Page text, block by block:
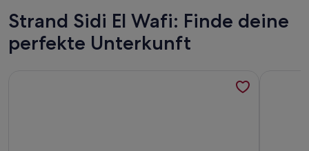
Strand Sidi El Wafi: Finde deine
perfekte Unterkunft